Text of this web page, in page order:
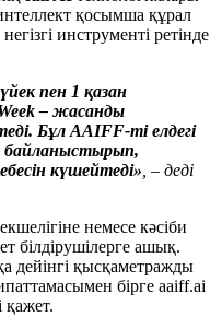
қосымша құрал
инструменті ретінде
пен 1 қазан
– жасанды
Бұл AAIFF-ті елдегі
байланыстырып,
күшейтеді», – деді
немесе кəсіби
білдірушілерге ашық.
дейінгі қысқаметражды
бірге aaiff.ai
қажет.